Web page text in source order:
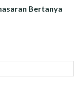
Bertanya